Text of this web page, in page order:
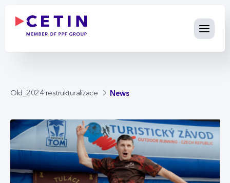
Old_2024 restrukturalizace News